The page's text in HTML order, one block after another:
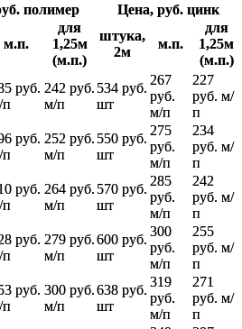
полимер
Цена, руб. цинк
м.п.
для
1,25м
(м.п.)
штука,
2м
м.п.
для
1,25м
(м.п.)
руб.
п
242 руб.
м/п
534 руб.
шт
267
руб.
м/п
227
руб. м/
п
руб.
п
252 руб.
м/п
550 руб.
шт
275
руб.
м/п
234
руб. м/
п
руб.
п
264 руб.
м/п
570 руб.
шт
285
руб.
м/п
242
руб. м/
п
руб.
п
279 руб.
м/п
600 руб.
шт
300
руб.
м/п
255
руб. м/
п
руб.
п
300 руб.
м/п
638 руб.
шт
319
руб.
м/п
271
руб. м/
п